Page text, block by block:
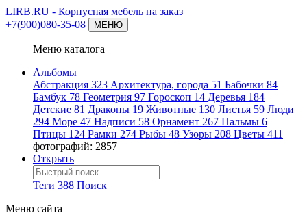
LIRB.RU - Корпусная мебель на заказ
+7(900)080-35-08
МЕНЮ
Меню каталога
Альбомы
Абстракция 323 Архитектура, города 51 Бабочки 84
Бамбук 78 Геометрия 97 Гороскоп 14 Деревья 184
Детские 81 Драконы 19 Животные 130 Листья 59 Люди
294 Море 47 Надписи 58 Орнамент 267 Пальмы 6
Птицы 124 Рамки 274 Рыбы 48 Узоры 208 Цветы 411
фотографий: 2857
Открыть
Теги 388 Поиск
Меню сайта